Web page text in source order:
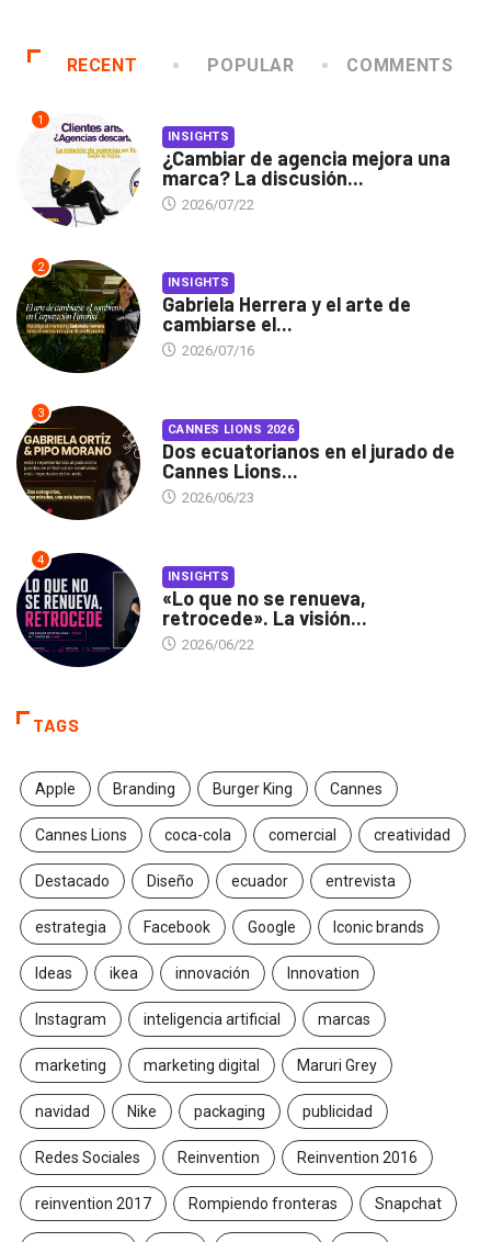
RECENT POPULAR COMMENTS
1
INSIGHTS
¿Cambiar de agencia mejora una
marca? La discusión...
2026/07/22
2
INSIGHTS
Gabriela Herrera y el arte de
cambiarse el...
2026/07/16
3
CANNES LIONS 2026
Dos ecuatorianos en el jurado de
Cannes Lions...
2026/06/23
4
INSIGHTS
«Lo que no se renueva,
retrocede». La visión...
2026/06/22
TAGS
Apple Branding Burger King Cannes
Cannes Lions coca-cola comercial creatividad
Destacado Diseño ecuador entrevista
estrategia Facebook Google Iconic brands
Ideas ikea innovación Innovation
Instagram inteligencia artificial marcas
marketing marketing digital Maruri Grey
navidad Nike packaging publicidad
Redes Sociales Reinvention Reinvention 2016
reinvention 2017 Rompiendo fronteras Snapchat